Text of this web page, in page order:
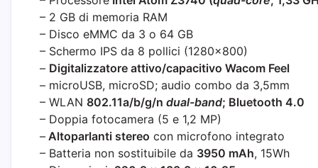
– 2 GB di memoria RAM
– Disco eMMC da 3 o 64 GB
– Schermo IPS da 8 pollici (1280×800)
– Digitalizzatore attivo/capacitivo Wacom Feel
– microUSB, microSD; audio combo da 3,5mm
– WLAN 802.11a/b/g/n dual-band; Bluetooth 4.0
– Doppia fotocamera (5 e 1,2 MP)
– Altoparlanti stereo con microfono integrato
– Batteria non sostituibile da 3950 mAh, 15Wh